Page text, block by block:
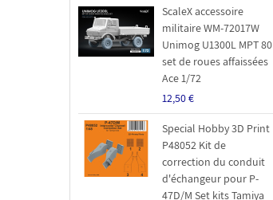
ScaleX accessoire
militaire WM-72017W
Unimog U1300L MPT 80
set de roues affaissées
Ace 1/72
12,50 €
Special Hobby 3D Print
P48052 Kit de
correction du conduit
d'échangeur pour P-
47D/M Set kits Tamiya